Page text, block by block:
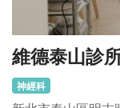
維德泰山診
神經科